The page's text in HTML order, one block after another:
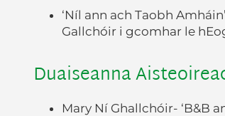
‘Níl ann ach Taobh
Gallchóir i gcomhar le
Duaiseanna
Mary Ní Ghallchóir- ‘B&B an